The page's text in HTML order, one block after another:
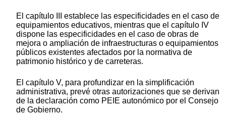
El capítulo III establece las especificidades en el caso de
equipamientos educativos, mientras que el capítulo IV
dispone las especificidades en el caso de obras de
mejora o ampliación de infraestructuras o equipamientos
públicos existentes afectados por la normativa de
patrimonio histórico y de carreteras.
El capítulo V, para profundizar en la simplificación
administrativa, prevé otras autorizaciones que se derivan
de la declaración como PEIE autonómico por el Consejo
de Gobierno.